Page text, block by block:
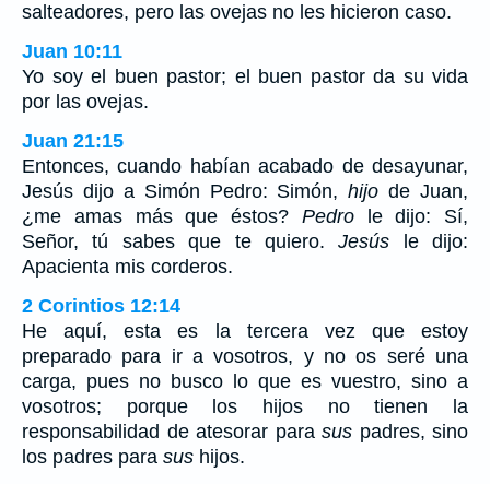
salteadores, pero las ovejas no les hicieron caso.
Juan 10:11
Yo soy el buen pastor; el buen pastor da su vida
por las ovejas.
Juan 21:15
Entonces, cuando habían acabado de desayunar,
Jesús dijo a Simón Pedro: Simón,hijo de Juan,
¿me amas más que éstos? Pedrole dijo: Sí,
Señor, tú sabes que te quiero.Jesús le dijo:
Apacienta mis corderos.
2 Corintios 12:14
He aquí, esta es la tercera vez que estoy
preparado para ir a vosotros, y no os seré una
carga, pues no busco lo que es vuestro, sino a
vosotros; porque los hijos no tienen la
responsabilidad de atesorar para sus padres, sino
los padres para sus hijos.